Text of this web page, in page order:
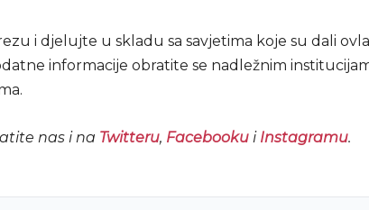
i djelujte u skladu sa savjetima koje su dali
informacije obratite se nadležnim
nas i na Twitteru, Facebookui Instagramu.